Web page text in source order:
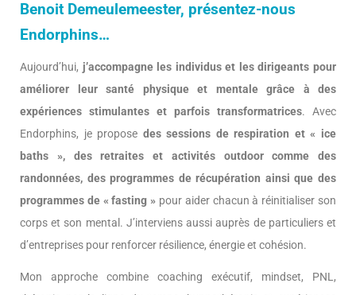
Benoit Demeulemeester, présentez-nous
Endorphins…
Aujourd’hui, j’accompagne les individus et les dirigeants pour
améliorer leur santé physique et mentale grâce à des
expériences stimulantes et parfois transformatrices. Avec
Endorphins, je propose des sessions de respiration et « ice
baths », des retraites et activités outdoor comme des
randonnées, des programmes de récupération ainsi que des
programmes de « fasting » pour aider chacun à réinitialiser son
corps et son mental. J’interviens aussi auprès de particuliers et
d’entreprises pour renforcer résilience, énergie et cohésion.
Mon approche combine coaching exécutif, mindset, PNL,